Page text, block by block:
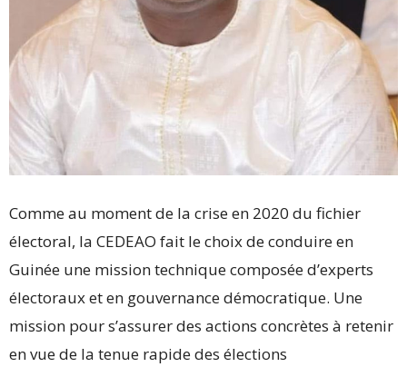
Comme au moment de la crise en 2020 du fichier
électoral, la CEDEAO fait le choix de conduire en
Guinée une mission technique composée d’experts
électoraux et en gouvernance démocratique. Une
mission pour s’assurer des actions concrètes à retenir
en vue de la tenue rapide des élections